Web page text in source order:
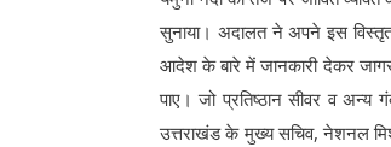
सुनाया। अदालत ने अपने इस
आदेश के बारे में जानकारी देकर
पाए। जो प्रतिष्ठान सीवर व अन्य
उत्तराखंड के मुख्य सचिव, नेशनल